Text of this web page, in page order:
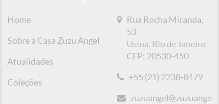
Home
Sobre a Casa Zuzu Angel
Atualidades
Coleções
Rua Rocha Miranda,
53
Usina, Rio de Janeiro
CEP: 20530-450
+55 (21) 2238-8479